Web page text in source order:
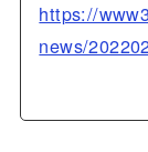
https://
news/